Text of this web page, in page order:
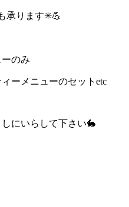
承ります✳︎💪
のみ
ーメニューのセット etc
にいらして下さい🐇